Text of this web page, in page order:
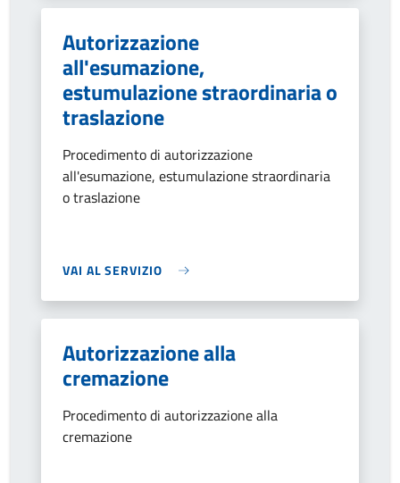
Autorizzazione
all'esumazione,
estumulazione straordinaria o
traslazione
Procedimento di autorizzazione
all'esumazione, estumulazione straordinaria
o traslazione
VAI AL SERVIZIO
Autorizzazione alla
cremazione
Procedimento di autorizzazione alla
cremazione